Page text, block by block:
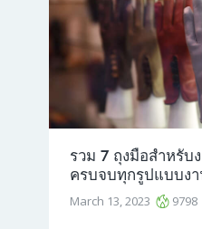
รวม 7 ถุงมือสำหรับ
ครบจบทุกรูปแบบง
March 13, 2023 9798